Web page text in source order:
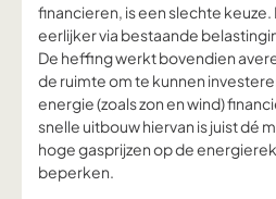
financieren, is een slechte keuze.
eerlijker via bestaande
De heffing werkt bovendien
de ruimte om te kunnen
energie (zoals zon en wind)
snelle uitbouw hiervan is juist dé
hoge gasprijzen op de
beperken.